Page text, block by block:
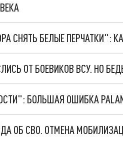
СНЯТЬ БЕЛЫЕ ПЕРЧАТКИ":
ОТ БОЕВИКОВ ВСУ. НО